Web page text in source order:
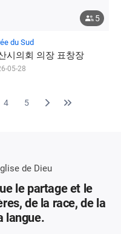
5
du Sud
시의회 의장 표창장
05-28
4 5
de Dieu
le partage et le
de la race, de la
langue.